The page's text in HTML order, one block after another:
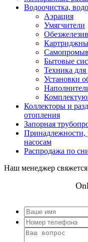
Водоочистка,
Аэрация
Умягчители
Бытовые
Техника
Установки
Коллекторы и
отопления
Запорная
Принадлежности,
насосам
Распродажа по
Наш менеджер